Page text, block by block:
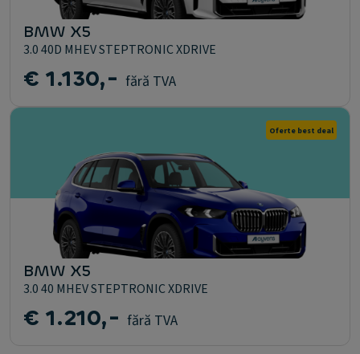
BMW X5
3.0 40D MHEV STEPTRONIC XDRIVE
€ 1.130,- fără TVA
Oferte best deal
BMW X5
3.0 40 MHEV STEPTRONIC XDRIVE
€ 1.210,- fără TVA